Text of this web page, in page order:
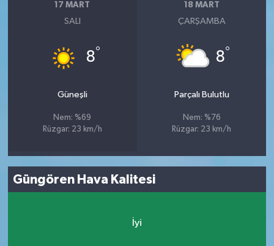
17 MART
SALI
8°
Güneşli
Nem: %69
Rüzgar: 23 km/h
18 MART
ÇARŞAMBA
8°
Parçalı Bulutlu
Nem: %76
Rüzgar: 23 km/h
Güngören Hava Kalitesi
İyi